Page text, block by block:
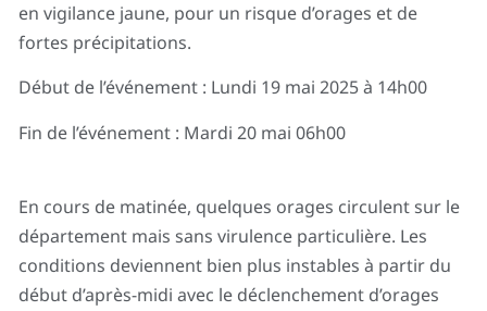
en vigilance jaune, pour un risque d’orages et de
fortes précipitations.
Début de l’événement : Lundi 19 mai 2025 à 14h00
Fin de l’événement : Mardi 20 mai 06h00
En cours de matinée, quelques orages circulent sur le
département mais sans virulence particulière. Les
conditions deviennent bien plus instables à partir du
début d’après-midi avec le déclenchement d’orages